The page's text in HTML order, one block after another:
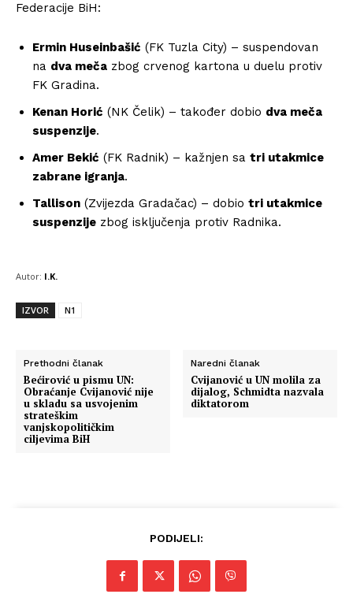
Federacije BiH:
Ermin Huseinbašić (FK Tuzla City) – suspendovan
na dva meča zbog crvenog kartona u duelu protiv
FK Gradina.
Kenan Horić (NK Čelik) – također dobio dva meča
suspenzije.
Amer Bekić (FK Radnik) – kažnjen sa tri utakmice
zabrane igranja.
Tallison (Zvijezda Gradačac) – dobio tri utakmice
suspenzije zbog isključenja protiv Radnika.
Autor: I.K.
IZVOR N1
Prethodni članak
Bećirović u pismu UN:
Obraćanje Cvijanović nije
u skladu sa usvojenim
strateškim
vanjskopolitičkim
ciljevima BiH
Naredni članak
Cvijanović u UN molila za
dijalog, Schmidta nazvala
diktatorom
PODIJELI: